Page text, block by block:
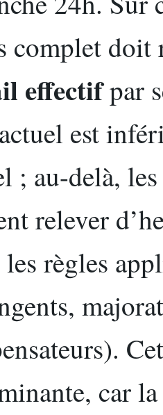
complet
effectifpar
est
; au-delà,
relever
les règles
car